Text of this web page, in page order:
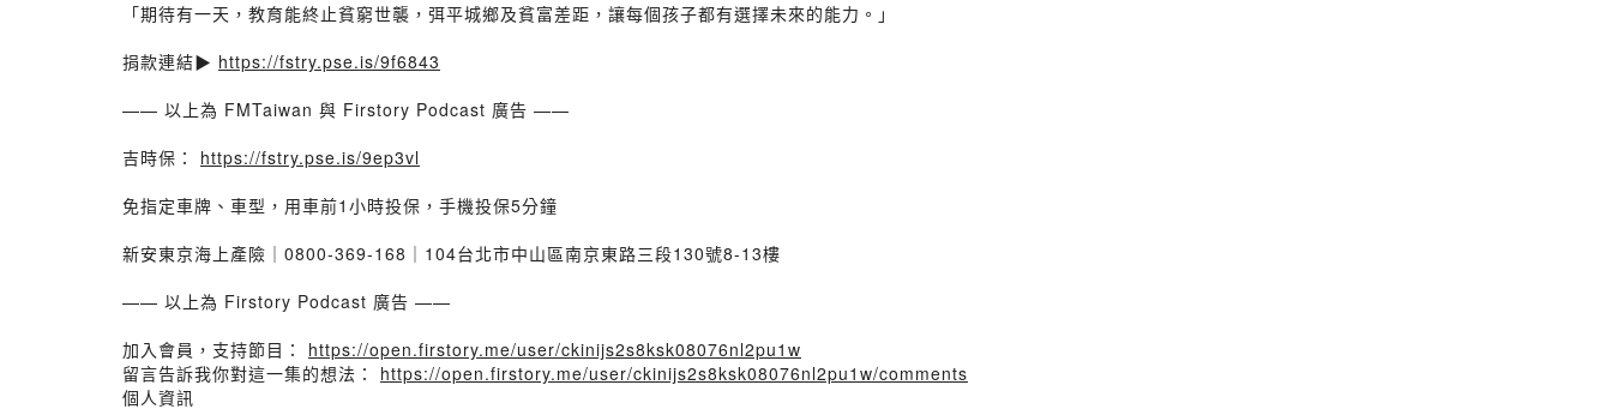
「期待有一天，教育能終止貧窮世襲，弭平城鄉及貧富差距，讓每個孩子都有選擇未來的能力。」
捐款連結▶️ https://fstry.pse.is/9f6843
—— 以上為 FMTaiwan 與 Firstory Podcast 廣告 ——
吉時保： https://fstry.pse.is/9ep3vl
免指定車牌、車型，用車前1小時投保，手機投保5分鐘
新安東京海上產險｜0800-369-168｜104台北市中山區南京東路三段130號8-13樓
—— 以上為 Firstory Podcast 廣告 ——
加入會員，支持節目： https://open.firstory.me/user/ckinijs2s8ksk08076nl2pu1w
留言告訴我你對這一集的想法： https://open.firstory.me/user/ckinijs2s8ksk08076nl2pu1w/comments
個人資訊